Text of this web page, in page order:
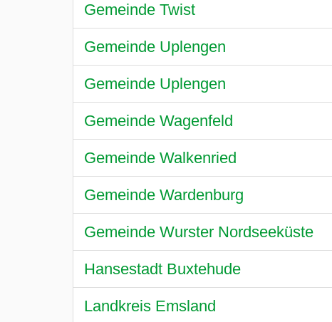
Gemeinde Twist
Gemeinde Uplengen
Gemeinde Uplengen
Gemeinde Wagenfeld
Gemeinde Walkenried
Gemeinde Wardenburg
Gemeinde Wurster Nordseeküste
Hansestadt Buxtehude
Landkreis Emsland